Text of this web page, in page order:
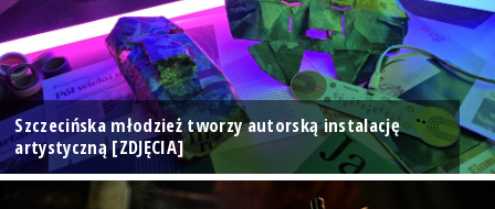
Szczecińska młodzież tworzy autorską instalację
artystyczną [ZDJĘCIA]